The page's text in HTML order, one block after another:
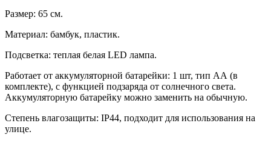
Размер: 65 см.
Материал: бамбук, пластик.
Подсветка: теплая белая LED лампа.
Работает от аккумуляторной батарейки: 1 шт, тип АА (в
комплекте), с функцией подзаряда от солнечного света.
Аккумуляторную батарейку можно заменить на обычную.
Степень влагозащиты: IP44, подходит для использования на
улице.